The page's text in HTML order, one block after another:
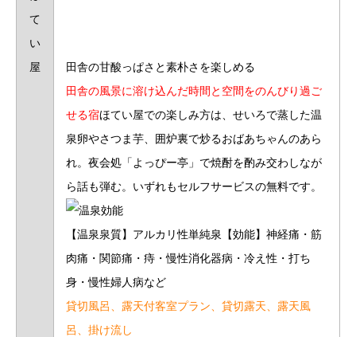
田舎の甘酸っぱさと素朴さを楽しめる
田舎の風景に溶け込んだ時間と空間をのんびり過ご
せる宿ほてい屋での楽しみ方は、せいろで蒸した温
泉卵やさつま芋、囲炉裏で炒るおばあちゃんのあら
れ。夜会処「よっぴー亭」で焼酎を酌み交わしなが
ら話も弾む。いずれもセルフサービスの無料です。
【温泉泉質】アルカリ性単純泉【効能】神経痛・筋
肉痛・関節痛・痔・慢性消化器病・冷え性・打ち
身・慢性婦人病など
貸切風呂、露天付客室プラン、貸切露天、露天風
呂、掛け流し